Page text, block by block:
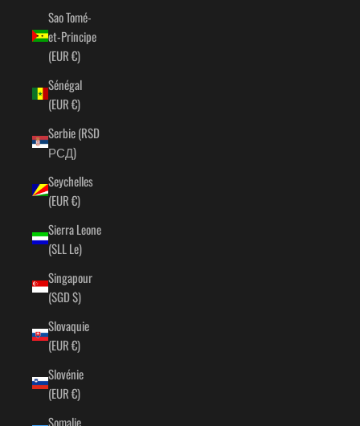
Sao Tomé-
et-Principe
(EUR €)
Sénégal
(EUR €)
Serbie (RSD
РСД)
Seychelles
(EUR €)
Sierra Leone
(SLL Le)
Singapour
(SGD $)
Slovaquie
(EUR €)
Slovénie
(EUR €)
Somalie